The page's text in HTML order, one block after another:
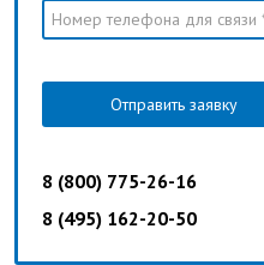
Отправить заявку
8 (800) 775-26-16
8 (495) 162-20-50